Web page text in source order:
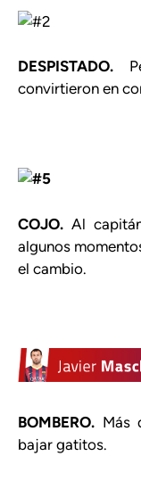
DESPISTADO.
convirtieron en
COJO. Al
algunos
el cambio.
BOMBERO. Más
bajar gatitos.